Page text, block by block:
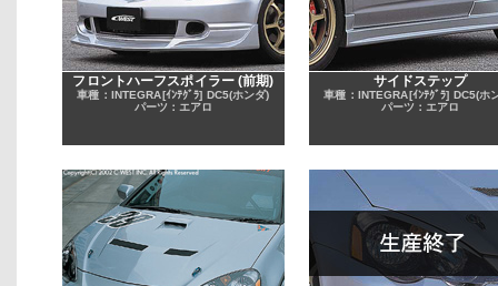
フロントハーフスポイラー (前期)
車種：INTEGRA[ｲﾝﾃｸﾞﾗ] DC5(ホンダ)
パーツ：エアロ
サイドステップ
車種：INTEGRA[ｲﾝﾃｸﾞﾗ] DC5(ホ
パーツ：エアロ